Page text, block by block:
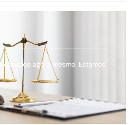
conosco agora mesmo. Estamos